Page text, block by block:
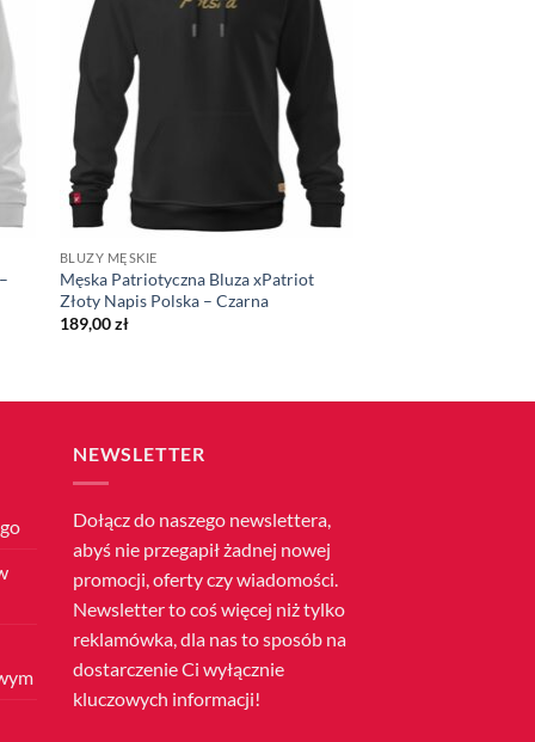
BLUZY MĘSKIE
Męska Patriotyczna Bluza xPatriot
Złoty Napis Polska – Czarna
189,00zł
NEWSLETTER
Dołącz do naszego newslettera,
abyś nie przegapił żadnej nowej
promocji, oferty czy wiadomości.
Newsletter to coś więcej niż tylko
reklamówka, dla nas to sposób na
dostarczenie Ci wyłącznie
kluczowych informacji!